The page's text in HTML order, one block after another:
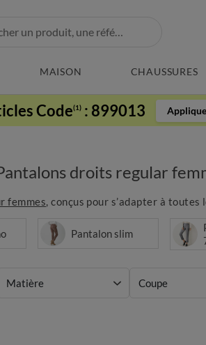
MAISON CHAUSSURES
Code(1) : 899013
droits regular
femmes, conçus pour s’adapter à
Pantalon slim
Matière Coupe